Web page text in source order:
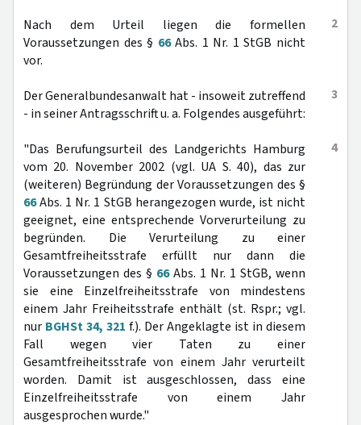
2
Nach dem Urteil liegen die formellen
Voraussetzungen des § 66Abs. 1 Nr. 1 StGB nicht
vor.
3
Der Generalbundesanwalt hat - insoweit zutreffend
- in seiner Antragsschrift u. a. Folgendes ausgeführt:
4
"Das Berufungsurteil des Landgerichts Hamburg
vom 20. November 2002 (vgl. UA S. 40), das zur
(weiteren) Begründung der Voraussetzungen des §
66Abs. 1 Nr. 1 StGB herangezogen wurde, ist nicht
geeignet, eine entsprechende Vorverurteilung zu
begründen. Die Verurteilung zu einer
Gesamtfreiheitsstrafe erfüllt nur dann die
Voraussetzungen des § 66Abs. 1 Nr. 1 StGB, wenn
sie eine Einzelfreiheitsstrafe von mindestens
einem Jahr Freiheitsstrafe enthält (st. Rspr.; vgl.
nur BGHSt 34, 321 f.). Der Angeklagte ist in diesem
Fall wegen vier Taten zu einer
Gesamtfreiheitsstrafe von einem Jahr verurteilt
worden. Damit ist ausgeschlossen, dass eine
Einzelfreiheitsstrafe von einem Jahr
ausgesprochen wurde."